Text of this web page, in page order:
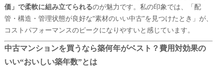
価」で柔軟に組み立てられるのが魅力です。私の印象では、「配
管・構造・管理状態が良好な“素材のいい中古”を見つけたとき」が、
コストパフォーマンスのピークになりやすいと感じています。
中古マンションを買うなら築何年がベスト？費用対効果の
いい“おいしい築年数”とは